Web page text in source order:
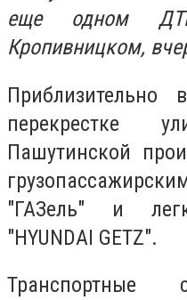
еще одном
Кропивницком,
перекрестке
Пашутинской
"ГАЗель" и
"HYUNDAI GETZ".
Транспортные